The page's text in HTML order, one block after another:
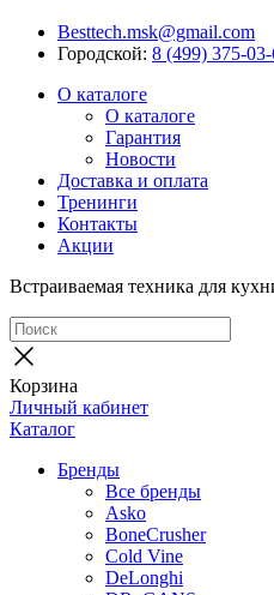
Besttech.msk@gmail.com
Городской: 8 (499) 375-
О каталоге
О каталоге
Гарантия
Новости
Доставка и оплата
Тренинги
Контакты
Акции
Встраиваемая техника для
Корзина
Личный кабинет
Каталог
Бренды
Все бренды
Asko
BoneCrusher
Cold Vine
DeLonghi